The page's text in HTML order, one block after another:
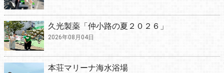
久光製薬「仲小路の夏２０２６」
2026年08月04日
本荘マリーナ海水浴場